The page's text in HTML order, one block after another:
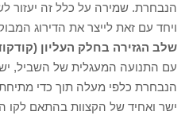
הנבחרת. שמירה על כלל זה יעזור
ויחד עם זאת לייצר את הדירוג
שלב הגזירה בחלק העליון
עם התנועה המעגלית של השביל,
הנבחרת כלפי מעלה תוך כדי
ישר ואחיד של הקצוות בהתאם